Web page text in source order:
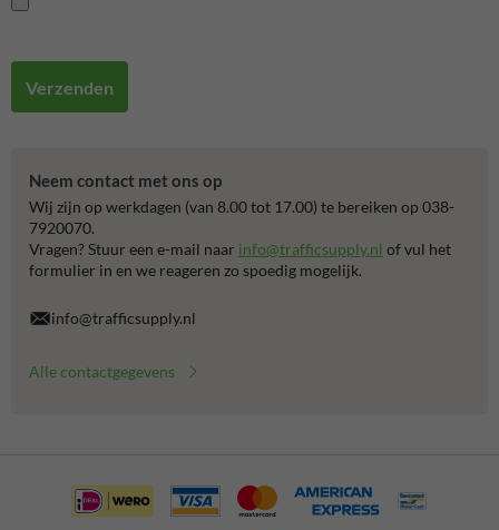
Verzenden
Neem contact met ons op
Wij zijn op werkdagen (van 8.00 tot 17.00) te bereiken op 038-
7920070.
Vragen? Stuur een e-mail naar info@trafficsupply.nl of vul het
formulier in en we reageren zo spoedig mogelijk.
info@trafficsupply.nl
Alle contactgegevens